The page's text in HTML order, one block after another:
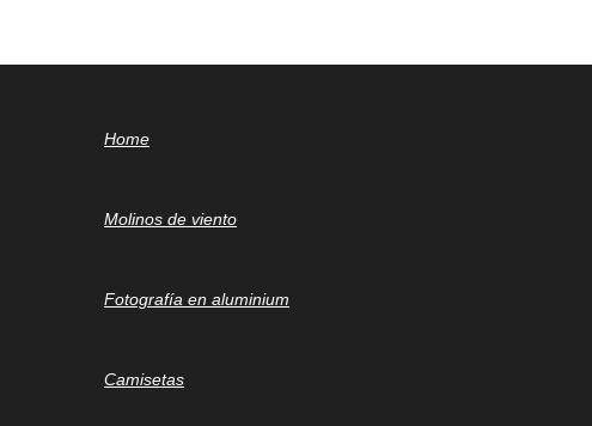
Home
Molinos de viento
Fotografía en aluminium
Camisetas